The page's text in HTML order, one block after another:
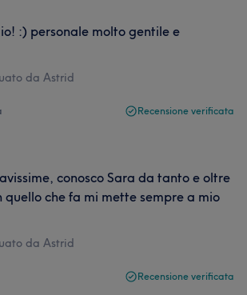
:) personale molto gentile e
da Astrid
Recensione verificata
conosco Sara da tanto e oltre
quello che fa mi mette sempre a mio
da Astrid
Recensione verificata